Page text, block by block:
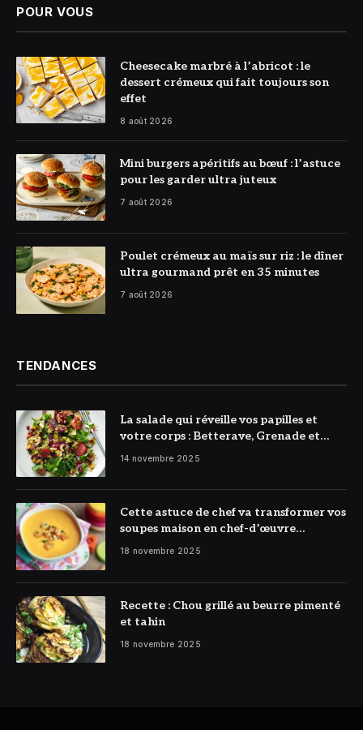
POUR VOUS
© DR
Cheesecake marbré à l’abricot : le
dessert crémeux qui fait toujours son
effet
8 août 2026
© DR
Mini burgers apéritifs au bœuf : l’astuce
pour les garder ultra juteux
7 août 2026
© DR
Poulet crémeux au maïs sur riz : le dîner
ultra gourmand prêt en 35 minutes
7 août 2026
TENDANCES
La salade qui réveille vos papilles et
votre corps : Betterave, Grenade et
Citron à l’honneur
14 novembre 2025
Cette astuce de chef va transformer vos
soupes maison en chef-d’œuvre
réconfortant
18 novembre 2025
Recette : Chou grillé au beurre pimenté
et tahin
18 novembre 2025